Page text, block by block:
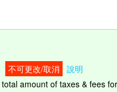
不可更改/取消
說明
amount of taxes & fees